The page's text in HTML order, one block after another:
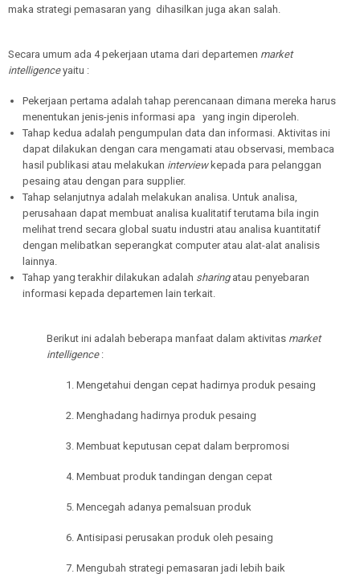
maka strategi pemasaran yang dihasilkan juga akan salah.
Secara umum ada 4 pekerjaan utama dari departemen market
intelligenceyaitu :
Pekerjaan pertama adalah tahap perencanaan dimana mereka harus
menentukan jenis-jenis informasi apa yang ingin diperoleh.
Tahap kedua adalah pengumpulan data dan informasi. Aktivitas ini
dapat dilakukan dengan cara mengamati atau observasi, membaca
hasil publikasi atau melakukan interview kepada para pelanggan
pesaing atau dengan para supplier.
Tahap selanjutnya adalah melakukan analisa. Untuk analisa,
perusahaan dapat membuat analisa kualitatif terutama bila ingin
melihat trend secara global suatuindustri atau analisa kuantitatif
dengan melibatkan seperangkat computer atau alat-alat analisis
lainnya.
Tahap yang terakhir dilakukan adalah sharingatau penyebaran
informasi kepada departemen lain terkait.
Berikut ini adalah beberapa manfaat dalam aktivitas market
intelligence:
1. Mengetahui dengan cepat hadirnya produk pesaing
2. Menghadang hadirnya produk pesaing
3. Membuat keputusan cepat dalam berpromosi
4. Membuat produk tandingan dengan cepat
5. Mencegah adanya pemalsuan produk
6. Antisipasi perusakan produk oleh pesaing
7. Mengubah strategi pemasaran jadi lebih baik